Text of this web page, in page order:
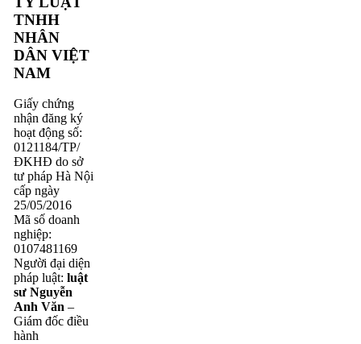
TNHH
NHÂN
DÂN VIỆT
NAM
Giấy chứng
nhận đăng ký
hoạt động số:
0121184/TP/
ĐKHĐ do sở
tư pháp Hà Nội
cấp ngày
25/05/2016
Mã số doanh
nghiệp:
0107481169
Người đại diện
pháp luật: luật
sư Nguyễn
Anh Văn –
Giám đốc điều
hành